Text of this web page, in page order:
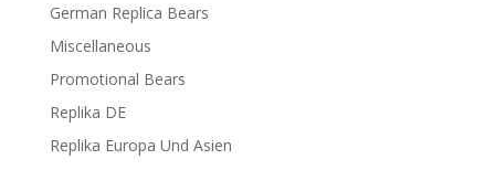
German Replica Bears
Miscellaneous
Promotional Bears
Replika DE
Replika Europa Und Asien